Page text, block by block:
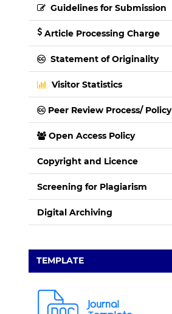
Guidelines for Submission
Article Processing Charge
Statement of Originality
Visitor Statistics
Peer Review Process/ Policy
Open Access Policy
Copyright and Licence
Screening for Plagiarism
Digital Archiving
TEMPLATE